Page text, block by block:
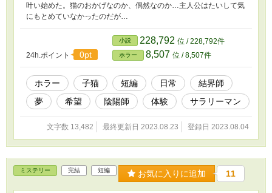
叶い始めた。猫のおかげなのか、偶然なのか…主人公はたいして気
にもとめていなかったのだが…
24h.ポイント 0pt
小説 228,792 位 / 228,792件
ホラー 8,507 位 / 8,507件
ホラー 子猫 短編 日常
結界師
夢
希望 陰陽師 体験 サラリーマン
文字数 13,482 最終更新日 2023.08.23 登録日 2023.08.04
ミステリー 完結 短編 お気に入りに追加 11